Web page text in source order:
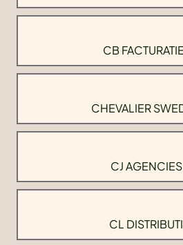
CB
CHEVALIER
CJ
CL